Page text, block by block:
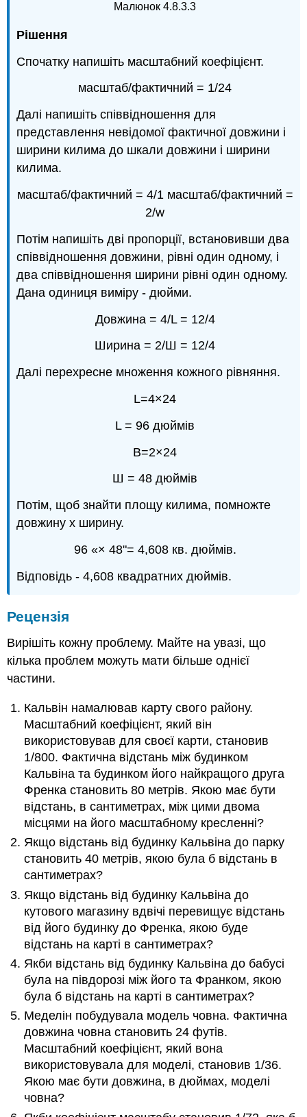
Малюнок 4.8.3.3
Рішення
Спочатку напишіть масштабний коефіцієнт.
масштаб/фактичний = 1/24
Далі напишіть співвідношення для
представлення невідомої фактичної довжини і
ширини килима до шкали довжини і ширини
килима.
масштаб/фактичний = 4/1 масштаб/фактичний =
2/w
Потім напишіть дві пропорції, встановивши два
співвідношення довжини, рівні один одному, і
два співвідношення ширини рівні один одному.
Дана одиниця виміру - дюйми.
Довжина = 4/L = 12/4
Ширина = 2/Ш = 12/4
Далі перехресне множення кожного рівняння.
L=4×24
L = 96 дюймів
В=2×24
Ш = 48 дюймів
Потім, щоб знайти площу килима, помножте
довжину х ширину.
96 «× 48"= 4,608 кв. дюймів.
Відповідь - 4,608 квадратних дюймів.
Рецензія
Вирішіть кожну проблему. Майте на увазі, що
кілька проблем можуть мати більше однієї
частини.
Кальвін намалював карту свого району.
Масштабний коефіцієнт, який він
використовував для своєї карти, становив
1/800. Фактична відстань між будинком
Кальвіна та будинком його найкращого друга
Френка становить 80 метрів. Якою має бути
відстань, в сантиметрах, між цими двома
місцями на його масштабному кресленні?
Якщо відстань від будинку Кальвіна до парку
становить 40 метрів, якою була б відстань в
сантиметрах?
Якщо відстань від будинку Кальвіна до
кутового магазину вдвічі перевищує відстань
від його будинку до Френка, якою буде
відстань на карті в сантиметрах?
Якби відстань від будинку Кальвіна до бабусі
була на півдорозі між його та Франком, якою
була б відстань на карті в сантиметрах?
Меделін побудувала модель човна. Фактична
довжина човна становить 24 футів.
Масштабний коефіцієнт, який вона
використовувала для моделі, становив 1/36.
Якою має бути довжина, в дюймах, моделі
човна?